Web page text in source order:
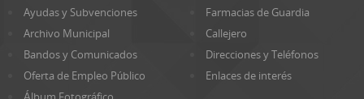
Ayudas y Subvenciones
Farmacias de Guardia
Archivo Municipal
Callejero
Bandos y Comunicados
Direcciones y Teléfonos
Oferta de Empleo Público
Enlaces de interés